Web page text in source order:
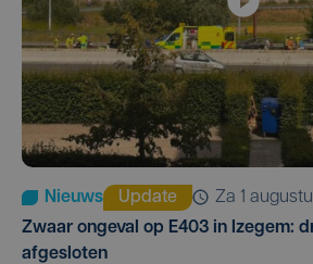
Nieuws Update
za 1
Zwaar ongeval op E403 in Izegem:
afgesloten